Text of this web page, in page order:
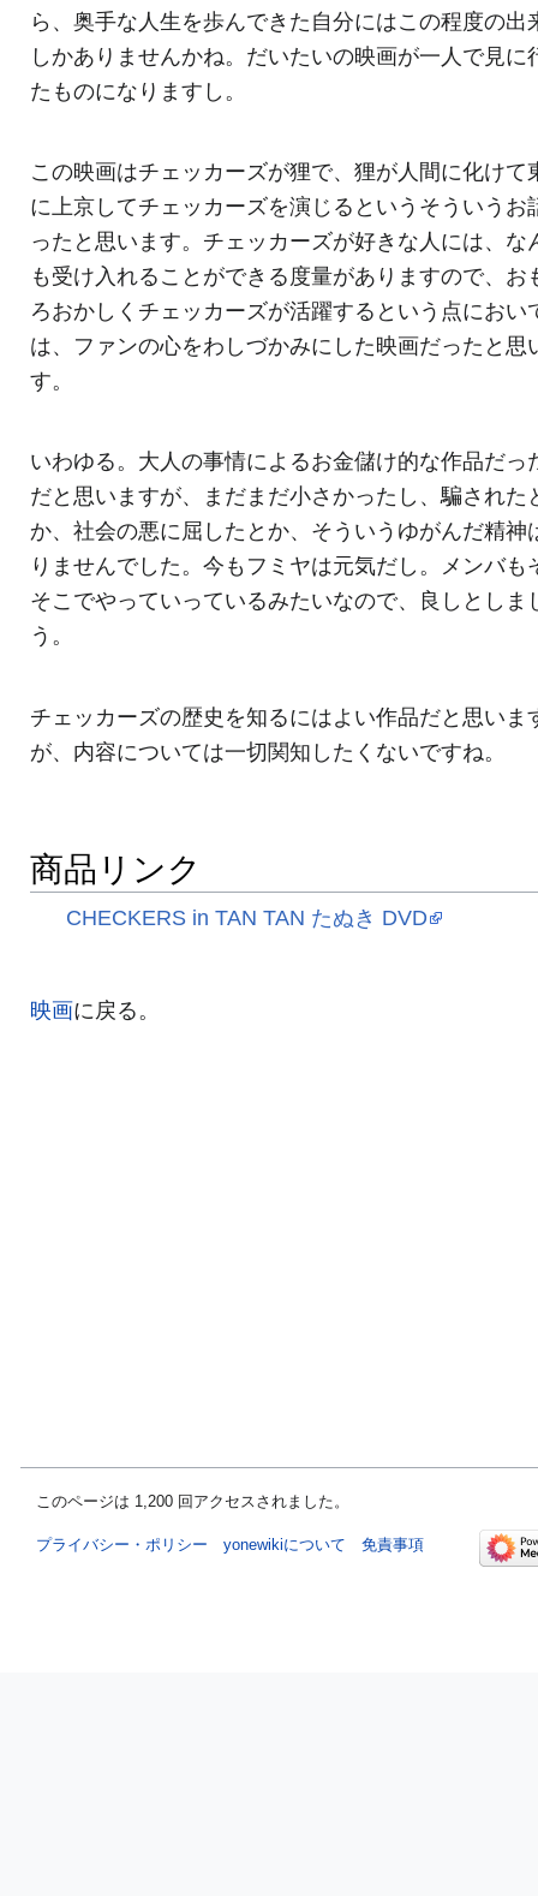
ら、奥手な人生を歩んできた自分にはこの程度の出
しかありませんかね。だいたいの映画が一人で見に
たものになりますし。
この映画はチェッカーズが狸で、狸が人間に化けて
に上京してチェッカーズを演じるというそういうお
ったと思います。チェッカーズが好きな人には、な
も受け入れることができる度量がありますので、お
ろおかしくチェッカーズが活躍するという点におい
は、ファンの心をわしづかみにした映画だったと思
す。
いわゆる。大人の事情によるお金儲け的な作品だっ
だと思いますが、まだまだ小さかったし、騙された
か、社会の悪に屈したとか、そういうゆがんだ精神
りませんでした。今もフミヤは元気だし。メンバも
そこでやっていっているみたいなので、良しとしま
う。
チェッカーズの歴史を知るにはよい作品だと思いま
が、内容については一切関知したくないですね。
商品リンク
CHECKERS in TAN TAN たぬき DVD
映画に戻る。
このページは 1,200 回アクセスされました。
プライバシー・ポリシー yonewikiについて 免責事項